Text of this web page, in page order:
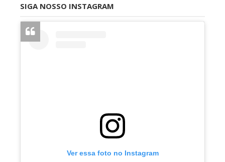
SIGA NOSSO INSTAGRAM
Ver essa foto no Instagram